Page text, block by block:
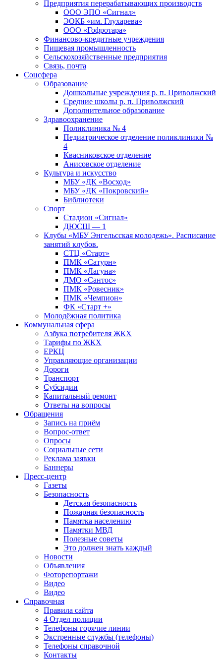
Предприятия перерабатывающих производств
ООО ЭПО «Сигнал»
ЭОКБ «им. Глухарева»
ООО «Гофротара»
Финансово-кредитные учреждения
Пищевая промышленность
Сельскохозяйственные предприятия
Связь, почта
Соцсфера
Образование
Дошкольные учреждения р. п. Приволжский
Средние школы р. п. Приволжский
Дополнительное образование
Здравоохранение
Поликлиника № 4
Педиатрическое отделение поликлиники №
4
Квасниковское отделение
Анисовское отделение
Культура и искусство
МБУ «ДК «Восход»
МБУ «ДК «Покровский»
Библиотеки
Спорт
Стадион «Сигнал»
ДЮСШ — 1
Клубы «МБУ Энгельсская молодежь». Расписание
занятий клубов.
СТЦ «Старт»
ПМК «Сатурн»
ПМК «Лагуна»
ДМО «Сантос»
ПМК «Ровесник»
ПМК «Чемпион»
ФК «Старт +»
Молодёжная политика
Коммунальная сфера
Азбука потребителя ЖКХ
Тарифы по ЖКХ
ЕРКЦ
Управляющие организации
Дороги
Транспорт
Субсидии
Капитальный ремонт
Ответы на вопросы
Обращения
Запись на приём
Вопрос-ответ
Опросы
Социальные сети
Реклама заявки
Баннеры
Пресс-центр
Газеты
Безопасность
Детская безопасность
Пожарная безопасность
Памятка населению
Памятки МВД
Полезные советы
Это должен знать каждый
Новости
Объявления
Фоторепортажи
Видео
Видео
Справочная
Правила сайта
4 Отдел полиции
Телефоны горячие линии
Экстренные службы (телефоны)
Телефоны справочной
Контакты